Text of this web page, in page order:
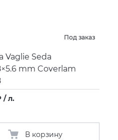
Под заказ
Vaglie Seda
mm Coverlam
/ л.
В корзину